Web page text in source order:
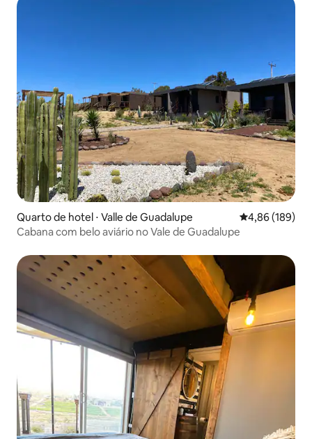
Quarto de hotel ⋅ Valle de Guadalupe 4,86 de uma
4,86 (189)
Cabana com belo aviário no Vale de Guadalupe